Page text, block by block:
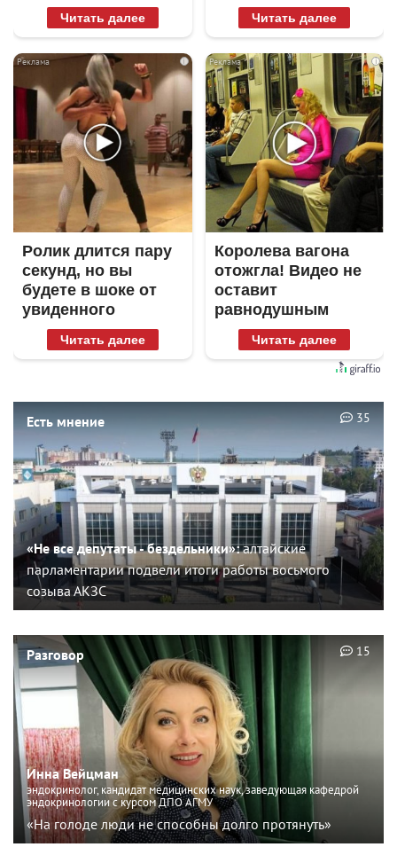
Читать далее Читать далее
i
Ролик длится пару
секунд, но вы
будете в шоке от
увиденного
Читать далее
i
Королева вагона
отожгла! Видео не
оставит
равнодушным
Читать далее
Есть мнение
«Не все депутаты - бездельники»:алтайские
парламентарии подвели итоги работы восьмого
созыва АКЗС
35
Разговор
Инна Вейцман
эндокринолог, кандидат медицинских наук, заведующая кафедрой
эндокринологии с курсом ДПО АГМУ
«На голоде люди не способны долго протянуть»
15